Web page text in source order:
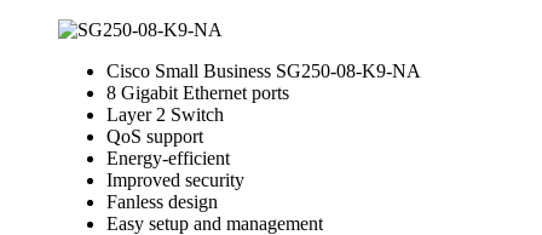
Cisco Small Business SG250-08-K9-NA
8 Gigabit Ethernet ports
Layer 2 Switch
QoS support
Energy-efficient
Improved security
Fanless design
Easy setup and management